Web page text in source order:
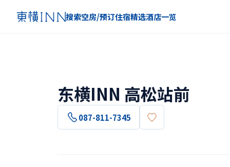
搜索空房/预订住宿精选酒店一览
东横INN 高松站前
087-811-7345